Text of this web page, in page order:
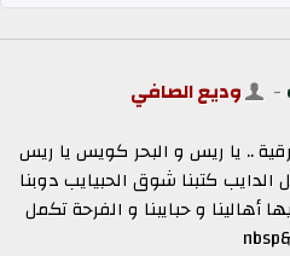
- وديع الصافي
.. يا ريس و البحر كويس يا ريس
كتبنا شوق الحبيايب دوبنا
أهالينا و حبايبنا و الفرحة تكمل